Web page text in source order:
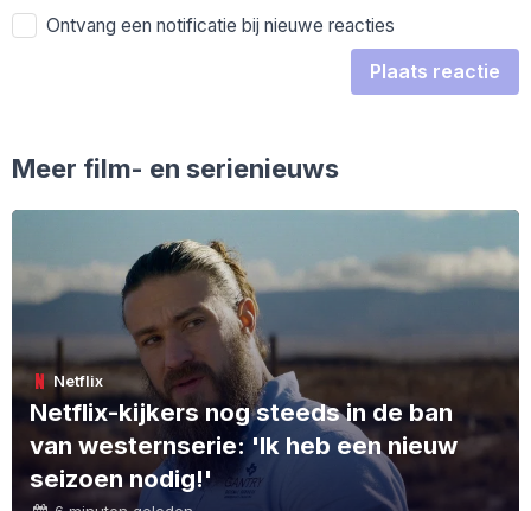
Ontvang een notificatie bij nieuwe reacties
Plaats reactie
Meer film- en serienieuws
Netflix
Netflix-kijkers nog steeds in de ban
van westernserie: 'Ik heb een nieuw
seizoen nodig!'